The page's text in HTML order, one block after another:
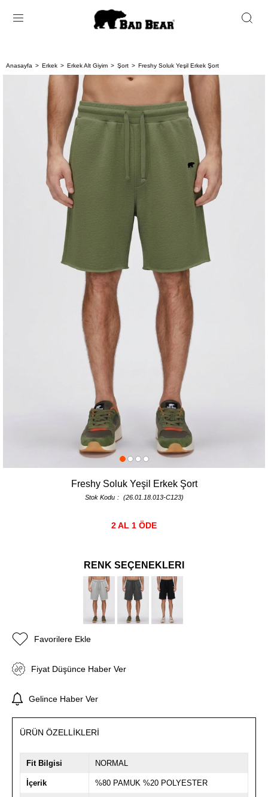
Anasayfa Erkek Erkek Alt Giyim Şort Freshy Soluk Yeşil Erkek Şort
Freshy Soluk Yeşil Erkek Şort
Stok Kodu (26.01.18.013-C123)
2 AL 1 ÖDE
RENK SEÇENEKLERİ
Favorilere Ekle
Fiyat Düşünce Haber Ver
Gelince Haber Ver
ÜRÜN ÖZELLIKLERI
Fit Bilgisi NORMAL
İçerik %80 PAMUK %20 POLYESTER